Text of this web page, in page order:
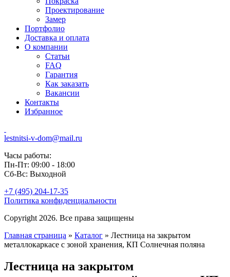
Проектирование
Замер
Портфолио
Доставка и оплата
О компании
Статьи
FAQ
Гарантия
Как заказать
Вакансии
Контакты
Избранное
lestnitsi-v-dom@mail.ru
Часы работы:
Пн-Пт: 09:00 - 18:00
Сб-Вс: Выходной
+7 (495) 204-17-35
Политика конфиденциальности
Copyright 2026. Все права защищены
Главная страница » Каталог » Лестница на закрытом
металлокаркасе с зоной хранения, КП Солнечная поляна
Лестница на закрытом